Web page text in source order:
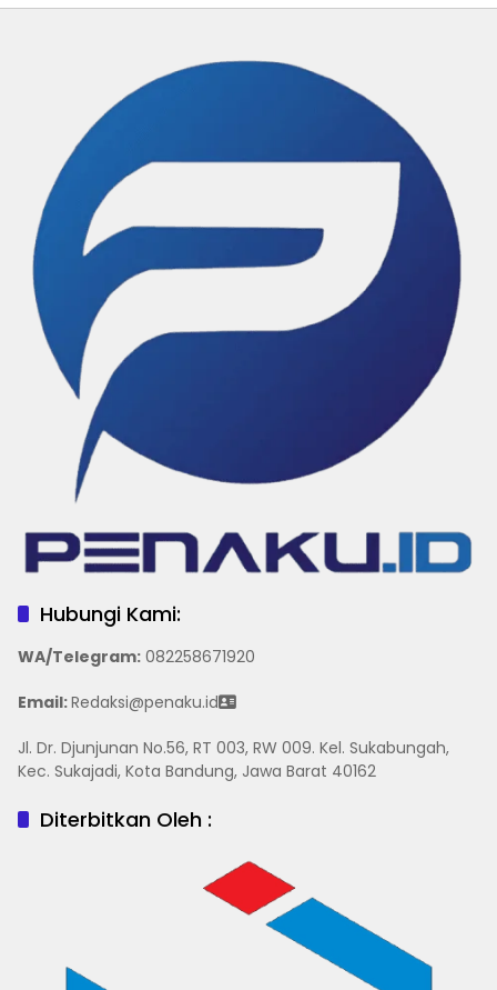
Hubungi Kami:
WA/Telegram: 082258671920
Email:Redaksi@penaku.id
Jl. Dr. Djunjunan No.56, RT 003, RW 009. Kel. Sukabungah,
Kec. Sukajadi, Kota Bandung, Jawa Barat 40162
Diterbitkan Oleh :